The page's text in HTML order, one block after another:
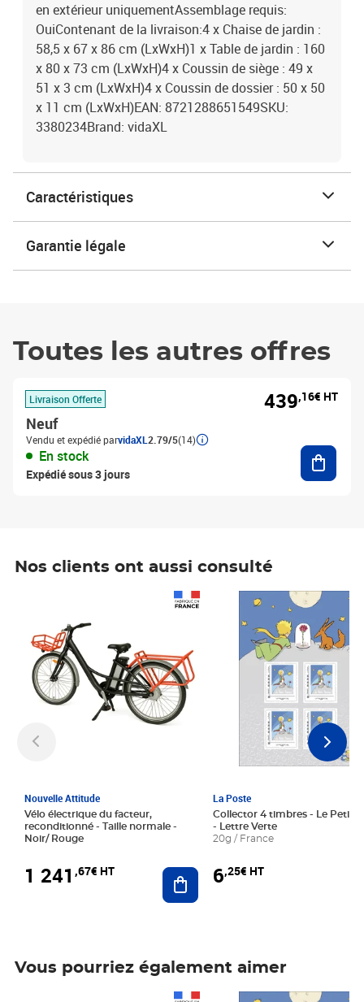
en extérieur uniquementAssemblage requis:
OuiContenant de la livraison:4 x Chaise de jardin :
58,5 x 67 x 86 cm (LxWxH)1 x Table de jardin : 160
x 80 x 73 cm (LxWxH)4 x Coussin de siège : 49 x
51 x 3 cm (LxWxH)4 x Coussin de dossier : 50 x 50
x 11 cm (LxWxH)EAN: 8721288651549SKU:
3380234Brand: vidaXL
Caractéristiques
Garantie légale
Toutes les autres offres
Livraison Offerte
Neuf
Vendu et expédié parvidaXL 2.79/5(14)
En stock
Expédié sous 3 jours
439,16€ HT
Nos clients ont aussi consulté
Nouvelle Attitude
Vélo électrique du facteur,
reconditionné - Taille normale -
Noir/ Rouge
1 241 ,67€ HT Ajouter au panier
La Poste
Collector 4 timbres - Le Petit
- Lettre Verte
20g / France
6,25€ HT
Prix 6,25€ HT
Vous pourriez également aimer